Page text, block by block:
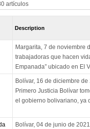
artículos
Description
Margarita, 7 de noviembre
trabajadoras que hacen
Empanada” ubicado en El
Bolívar, 16 de diciembre
Primero Justicia Bolívar
el gobierno bolivariano, ya
Bolívar, 04 de junio de